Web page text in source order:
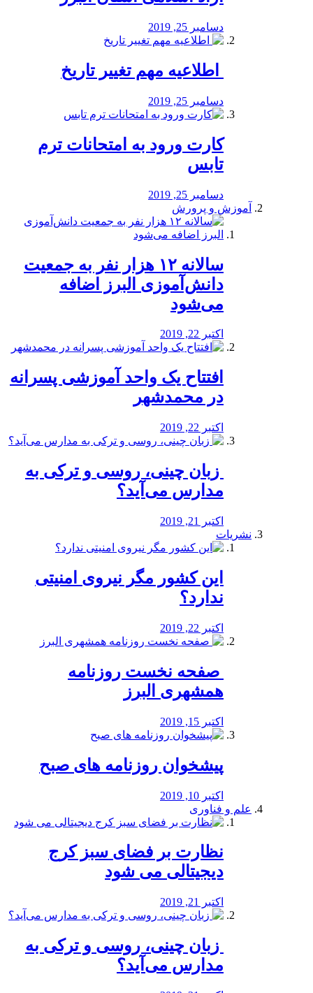
دسامبر 25, 2019
️ اطلاعیه مهم تغییر تاریخ
دسامبر 25, 2019
کارت ورود به امتحانات ترم
تابس
دسامبر 25, 2019
آموزش و پرورش
️سالانه ۱۲ هزار نفر به جمعیت
دانش‌آموزی البرز اضافه
می‌شود
اکتبر 22, 2019
افتتاح یک واحد آموزشی پسرانه
در محمدشهر
اکتبر 22, 2019
️ زبان چینی، روسی و ترکی به
مدارس می‌آید؟
اکتبر 21, 2019
نشریات
این کشور مگر نیروی امنیتی
ندارد؟
اکتبر 22, 2019
️ صفحه نخست روزنامه‌
همشهری البرز
اکتبر 15, 2019
پیشخوان روزنامه های صبح
اکتبر 10, 2019
علم و فناوری
نظارت بر فضای سبز کرج
دیجیتالی می شود
اکتبر 21, 2019
️ زبان چینی، روسی و ترکی به
مدارس می‌آید؟